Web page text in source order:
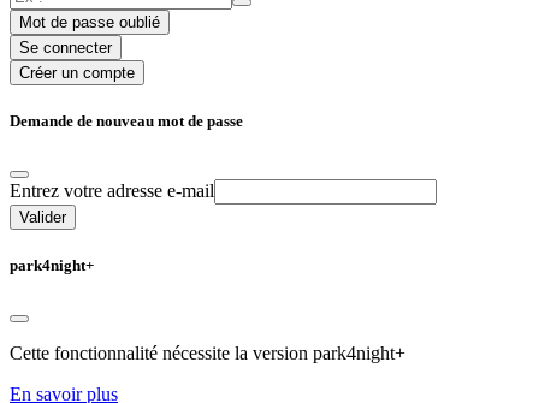
Mot de passe oublié
Se connecter
Créer un compte
Demande de nouveau mot de passe
Entrez votre adresse e-mail
Valider
park4night+
Cette fonctionnalité nécessite la version park4night+
En savoir plus